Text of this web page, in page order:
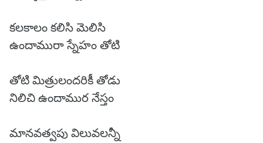
కలకాలం కలిసి మెలిసి
ఉందామురా స్నేహం తోటి
తోటి మిత్రులందరికీ తోడు
నిలిచి ఉందాముర నేస్తం
మానవత్వపు విలువలన్నీ